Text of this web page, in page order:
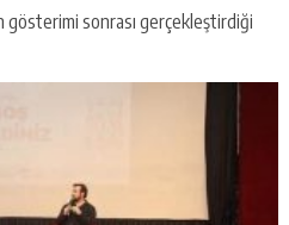
gösterimi sonrası gerçekleştirdiği